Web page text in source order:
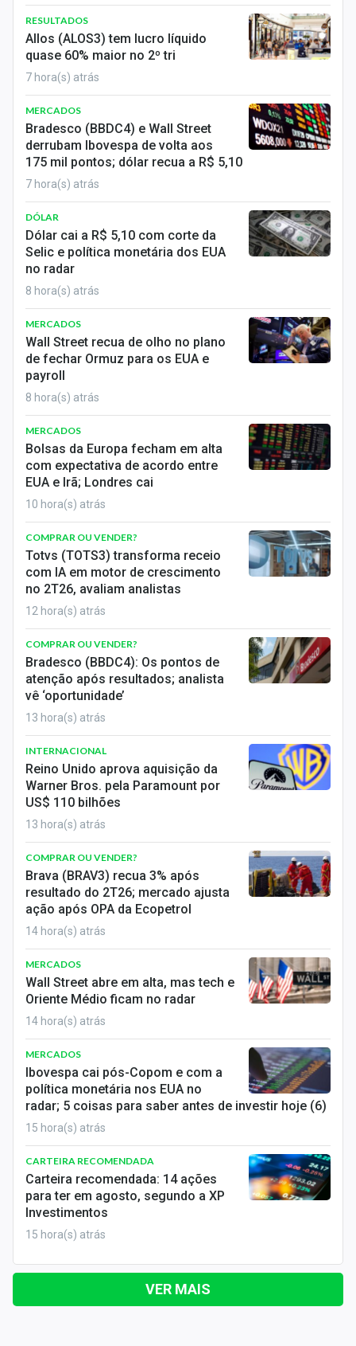
RESULTADOS
Allos (ALOS3) tem lucro líquido
quase 60% maior no 2º tri
7 hora(s) atrás
MERCADOS
Bradesco (BBDC4) e Wall Street
derrubam Ibovespa de volta aos
175 mil pontos; dólar recua a R$ 5,10
7 hora(s) atrás
DÓLAR
Dólar cai a R$ 5,10 com corte da
Selic e política monetária dos EUA
no radar
8 hora(s) atrás
MERCADOS
Wall Street recua de olho no plano
de fechar Ormuz para os EUA e
payroll
8 hora(s) atrás
MERCADOS
Bolsas da Europa fecham em alta
com expectativa de acordo entre
EUA e Irã; Londres cai
10 hora(s) atrás
COMPRAR OU VENDER?
Totvs (TOTS3) transforma receio
com IA em motor de crescimento
no 2T26, avaliam analistas
12 hora(s) atrás
COMPRAR OU VENDER?
Bradesco (BBDC4): Os pontos de
atenção após resultados; analista
vê ‘oportunidade’
13 hora(s) atrás
INTERNACIONAL
Reino Unido aprova aquisição da
Warner Bros. pela Paramount por
US$ 110 bilhões
13 hora(s) atrás
COMPRAR OU VENDER?
Brava (BRAV3) recua 3% após
resultado do 2T26; mercado ajusta
ação após OPA da Ecopetrol
14 hora(s) atrás
MERCADOS
Wall Street abre em alta, mas tech e
Oriente Médio ficam no radar
14 hora(s) atrás
MERCADOS
Ibovespa cai pós-Copom e com a
política monetária nos EUA no
radar; 5 coisas para saber antes de investir hoje (6)
15 hora(s) atrás
CARTEIRA RECOMENDADA
Carteira recomendada: 14 ações
para ter em agosto, segundo a XP
Investimentos
15 hora(s) atrás
VER MAIS